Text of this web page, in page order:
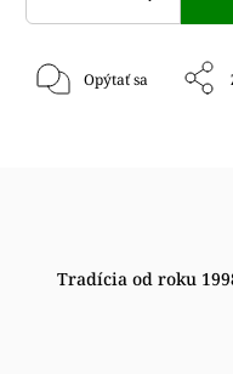
Opýtať sa
Tradícia od roku